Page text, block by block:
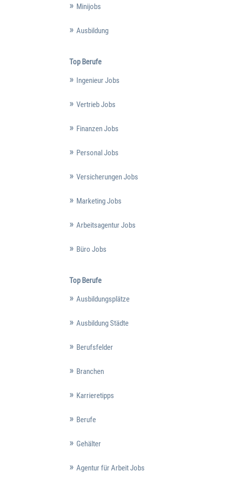
Minijobs
Ausbildung
Top Berufe
Ingenieur Jobs
Vertrieb Jobs
Finanzen Jobs
Personal Jobs
Versicherungen Jobs
Marketing Jobs
Arbeitsagentur Jobs
Büro Jobs
Top Berufe
Ausbildungsplätze
Ausbildung Städte
Berufsfelder
Branchen
Karrieretipps
Berufe
Gehälter
Agentur für Arbeit Jobs